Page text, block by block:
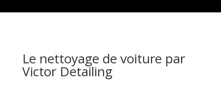
Le nettoyage de voiture par
Victor Detailing